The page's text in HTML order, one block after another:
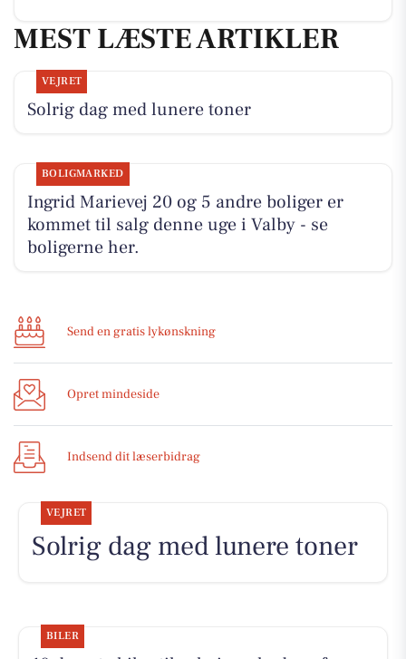
MEST LÆSTE ARTIKLER
VEJRET
Solrig dag med lunere toner
BOLIGMARKED
Ingrid Marievej 20 og 5 andre boliger er
kommet til salg denne uge i Valby - se
boligerne her.
Send en gratis lykønskning
Opret mindeside
Indsend dit læserbidrag
VEJRET
Solrig dag med lunere toner
BILER